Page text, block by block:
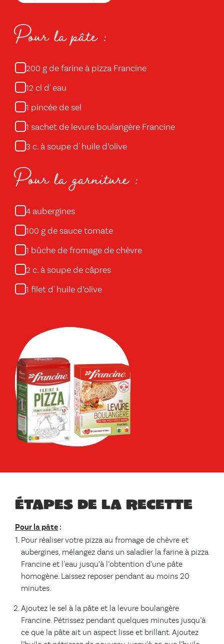
Pour la pâte :
200 g de farine à pizza Francine
12 cl d' eau
1 pincée de sel
1 sachet de levure boulangère Francine
3 c. à soupe d' huile d’olive
Pour la garniture :
4 aubergines
100 g de sauce tomate
1 bûche de fromage de chèvre
2 c. à soupe de câpres
1 filet d' huile d’olive
Étapes de la recette
Pour la pâte :
Pour réaliser votre pizza au fromage de chèvre et
aubergines, mélangez dans un saladier la farine à pizza
Francine et l’eau jusqu’à l’obtention d’une pâte
homogène. Laissez reposer pendant au moins 20
minutes.
Ajoutez le sel à la pâte et la levure boulangère
Francine. Pétrissez pendant quelques minutes jusqu’à
ce que la pâte ait un aspect lisse et brillant. Ajoutez